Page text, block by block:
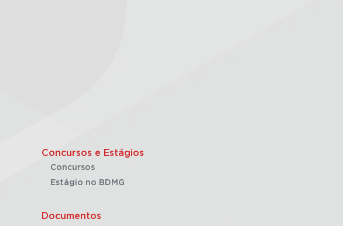
Concursos e Estágios
Concursos
Estágio no BDMG
Documentos